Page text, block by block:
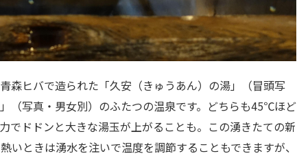
森ヒバで造られた「久安（きゅうあん）の湯」（冒頭写
（写真・男女別）のふたつの温泉です。どちらも45℃ほど
でドドンと大きな湯玉が上がることも。この湧きたての新
いときは湧水を注いで温度を調節することもできますが、